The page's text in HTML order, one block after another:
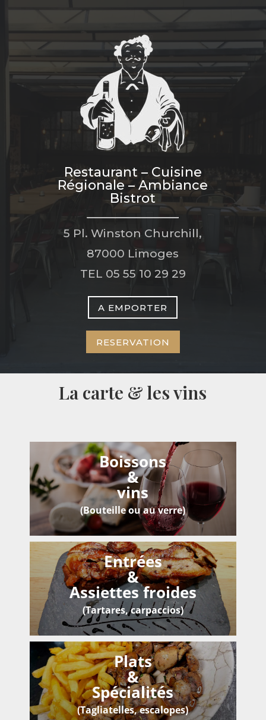
Restaurant – Cuisine
Régionale – Ambiance
Bistrot
5 Pl. Winston Churchill,
87000 Limoges
TEL 05 55 10 29 29
A EMPORTER
RESERVATION
La carte & les vins
Boissons
&
vins
(Bouteille ou au verre)
Entrées
&
Assiettes froides
(Tartares, carpaccios)
Plats
&
Spécialités
(Tagliatelles, escalopes)